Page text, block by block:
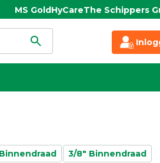
MS GoldHyCareThe Schippers
3/8" Binnendraad